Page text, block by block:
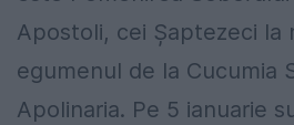
Apostoli, cei Şaptezeci la
egumenul de la Cucumia
Apolinaria. Pe 5 ianuarie